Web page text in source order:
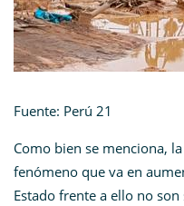
Fuente: Perú 21
Como bien se menciona,
fenómeno que va en
Estado frente a ello no